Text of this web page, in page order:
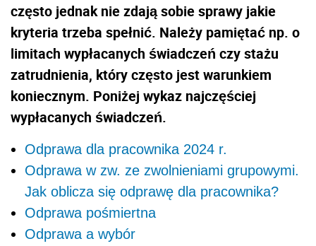
często jednak nie zdają sobie sprawy jakie
kryteria trzeba spełnić. Należy pamiętać np. o
limitach wypłacanych świadczeń czy stażu
zatrudnienia, który często jest warunkiem
koniecznym. Poniżej wykaz najczęściej
wypłacanych świadczeń.
Odprawa dla pracownika 2024 r.
Odprawa w zw. ze zwolnieniami grupowymi.
Jak oblicza się odprawę dla pracownika?
Odprawa pośmiertna
Odprawa a wybór